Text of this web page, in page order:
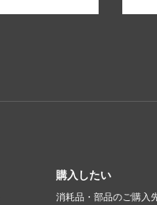
購入したい
消耗品・部品のご購入